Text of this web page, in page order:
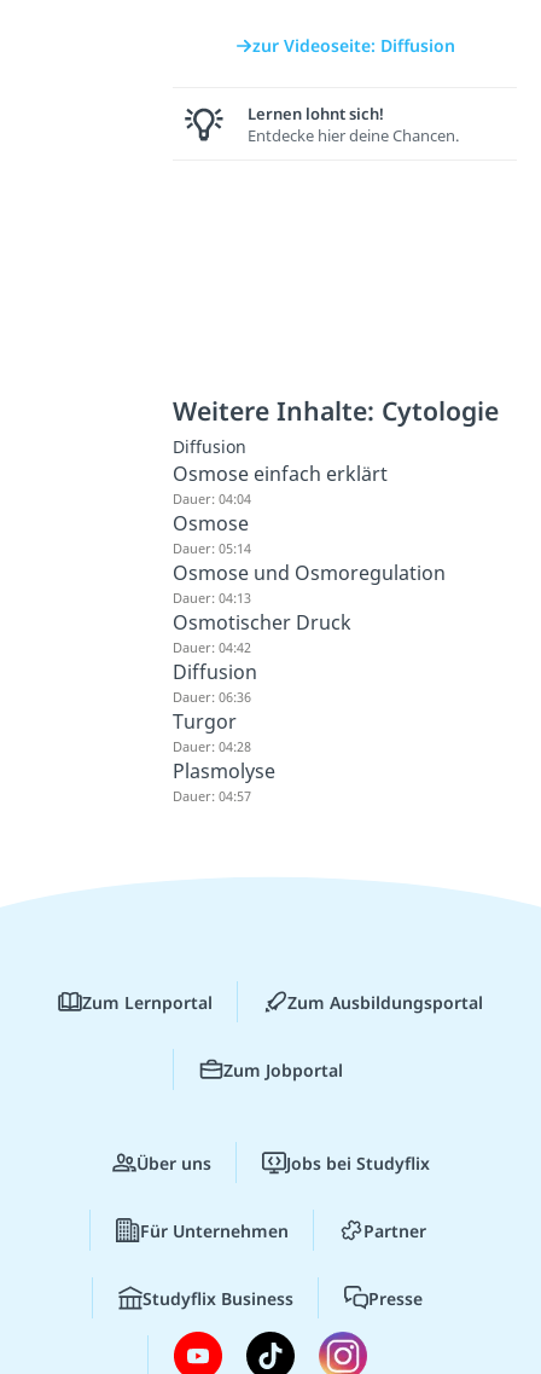
zur Videoseite: Diffusion
Lernen lohnt sich!
Entdecke hier deine Chancen.
Weitere Inhalte: Cytologie
Diffusion
Osmose einfach erklärt
Dauer: 04:04
Osmose
Dauer: 05:14
Osmose und Osmoregulation
Dauer: 04:13
Osmotischer Druck
Dauer: 04:42
Diffusion
Dauer: 06:36
Turgor
Dauer: 04:28
Plasmolyse
Dauer: 04:57
Zum Lernportal Zum Ausbildungsportal
Zum Jobportal
Über uns Jobs bei Studyflix
Für Unternehmen Partner
Studyflix Business Presse